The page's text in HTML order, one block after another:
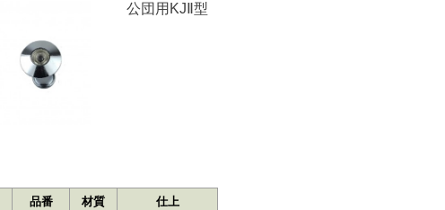
公団用KJⅡ型
品番 材質 仕上